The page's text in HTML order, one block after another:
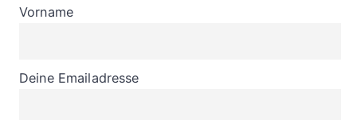
Vorname
Deine Emailadresse